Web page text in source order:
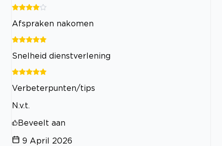
Afspraken nakomen
Snelheid dienstverlening
Verbeterpunten/tips
N.v.t.
Beveelt aan
9 April 2026